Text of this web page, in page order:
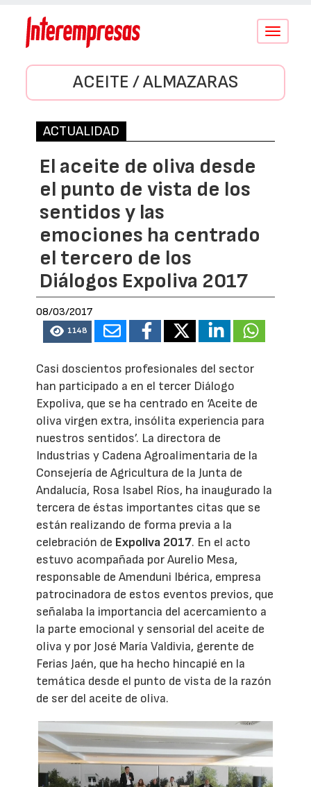
Conmutar
ACEITE / ALMAZARAS
ACTUALIDAD
El aceite de oliva desde
el punto de vista de los
sentidos y las
emociones ha centrado
el tercero de los
Diálogos Expoliva 2017
08/03/2017
1148
Casi doscientos profesionales del sector
han participado a en el tercer Diálogo
Expoliva, que se ha centrado en ‘Aceite de
oliva virgen extra, insólita experiencia para
nuestros sentidos’. La directora de
Industrias y Cadena Agroalimentaria de la
Consejería de Agricultura de la Junta de
Andalucía, Rosa Isabel Ríos, ha inaugurado la
tercera de éstas importantes citas que se
están realizando de forma previa a la
celebración de Expoliva 2017. En el acto
estuvo acompañada por Aurelio Mesa,
responsable de Amenduni Ibérica, empresa
patrocinadora de estos eventos previos, que
señalaba la importancia del acercamiento a
la parte emocional y sensorial del aceite de
oliva y por José María Valdivia, gerente de
Ferias Jaén, que ha hecho hincapié en la
temática desde el punto de vista de la razón
de ser del aceite de oliva.